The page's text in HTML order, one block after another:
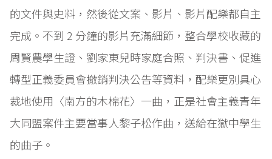
的文件與史料，然後從文案、影片、影片配樂都自主
完成。不到 2 分鐘的影片充滿細節，整合學校收藏的
周賢農學生證、劉家東兒時家庭合照、判決書、促進
轉型正義委員會撤銷判決公告等資料，配樂更別具心
裁地使用〈南方的木棉花〉一曲，正是社會主義青年
大同盟案件主要當事人黎子松作曲，送給在獄中學生
的曲子。